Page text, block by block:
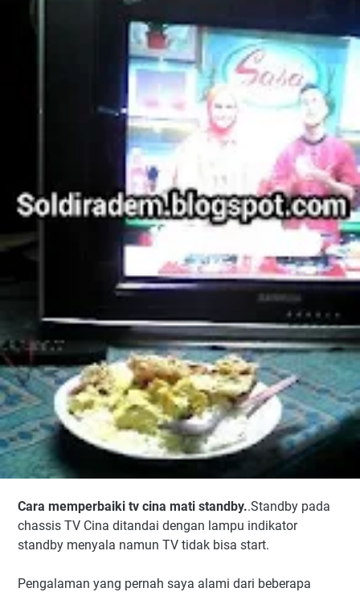
Tv cina Standby kadang bisa hidup kadang tidak bisa start
kadang mati sendiri
Cara memperbaiki tv cina mati standby..Standby pada
chassis TV Cina ditandai dengan lampu indikator
standby menyala namun TV tidak bisa start.
Pengalaman yang pernah saya alami dari beberapa